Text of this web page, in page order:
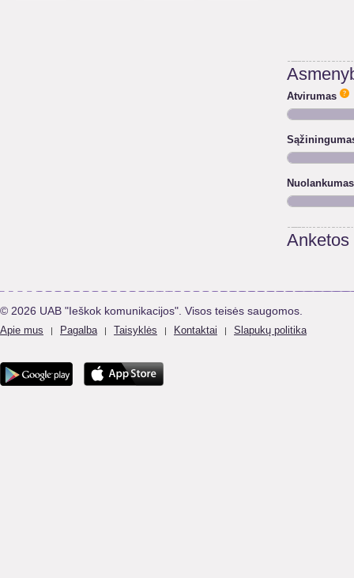
Atvirumas
Nuolankumas
Anketos
© 2026 UAB "Ieškok komunikacijos". Visos teisės saugomos.
Apie mus | Pagalba | Taisyklės | Kontaktai | Slapukų politika